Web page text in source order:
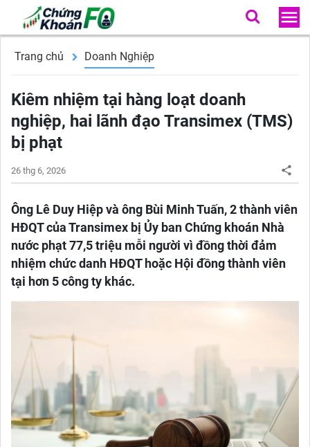
Trang chủ Doanh Nghiệp
Kiêm nhiệm tại hàng loạt doanh
nghiệp, hai lãnh đạo Transimex (TMS)
bị phạt
26 thg 6, 2026
Ông Lê Duy Hiệp và ông Bùi Minh Tuấn, 2 thành viên
HĐQT của Transimex bị Ủy ban Chứng khoán Nhà
nước phạt 77,5 triệu mỗi người vì đồng thời đảm
nhiệm chức danh HĐQT hoặc Hội đồng thành viên
tại hơn 5 công ty khác.